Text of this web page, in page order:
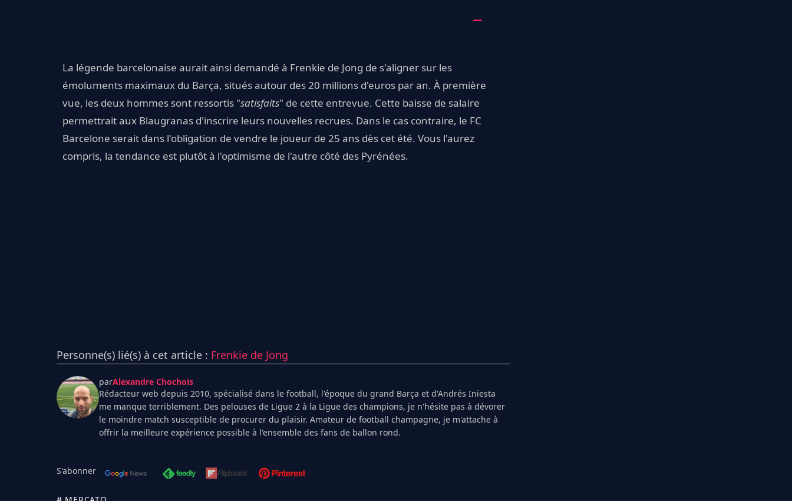
La légende barcelonaise aurait ainsi demandé à Frenkie de Jong de s'aligner sur les
émoluments maximaux du Barça, situés autour des 20 millions d'euros par an. À première
vue, les deux hommes sont ressortis "satisfaits" de cette entrevue. Cette baisse de salaire
permettrait aux Blaugranas d'inscrire leurs nouvelles recrues. Dans le cas contraire, le FC
Barcelone serait dans l'obligation de vendre le joueur de 25 ans dès cet été. Vous l'aurez
compris, la tendance est plutôt à l'optimisme de l'autre côté des Pyrénées.
Personne(s) lié(s) à cet article : Frenkie de Jong
parAlexandre Chochois
Rédacteur web depuis 2010, spécialisé dans le football, l'époque du grand Barça et d'Andrés Iniesta
me manque terriblement. Des pelouses de Ligue 2 à la Ligue des champions, je n'hésite pas à dévorer
le moindre match susceptible de procurer du plaisir. Amateur de football champagne, je m'attache à
offrir la meilleure expérience possible à l'ensemble des fans de ballon rond.
S'abonner